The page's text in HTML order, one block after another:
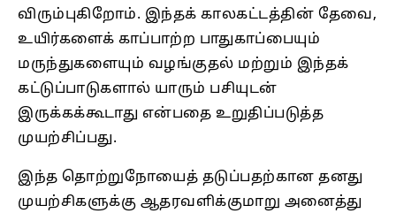
விரும்புகிறோம். இந்தக் காலகட்டத்தின் தேவை,
உயிர்களைக் காப்பாற்ற பாதுகாப்பையும்
மருந்துகளையும் வழங்குதல் மற்றும் இந்தக்
கட்டுப்பாடுகளால் யாரும் பசியுடன்
இருக்கக்கூடாது என்பதை உறுதிப்படுத்த
முயற்சிப்பது.
இந்த தொற்றுநோயைத் தடுப்பதற்கான தனது
முயற்சிகளுக்கு ஆதரவளிக்குமாறு அனைத்து